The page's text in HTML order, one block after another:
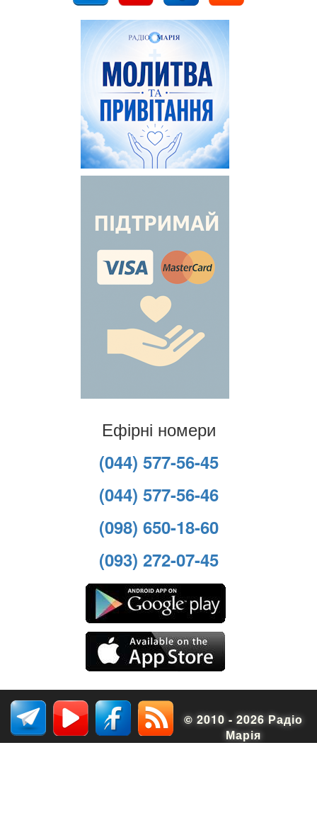
Ефірні номери
(044) 577-56-45
(044) 577-56-46
(098) 650-18-60
(093) 272-07-45
© 2010 - 2026 Радіо
Марія